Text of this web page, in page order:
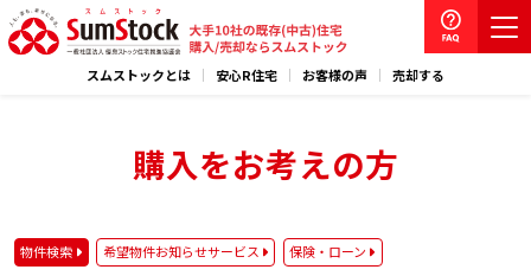
スムストックとは 安心R住宅 お客様の声 売却する
購入をお考えの方
物件検索 希望物件お知らせサービス 保険・ローン